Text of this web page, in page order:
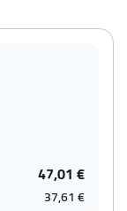
47,01 €
37,61 €